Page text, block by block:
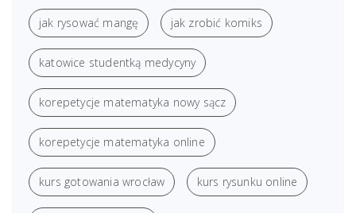
jak rysować mangę jak zrobić komiks
katowice studentką medycyny
korepetycje matematyka nowy sącz
korepetycje matematyka online
kurs gotowania wrocław kurs rysunku online